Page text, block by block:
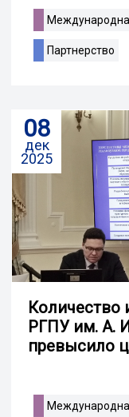
Партнерство
08
дек
2025
Количество
РГПУ им. А.
превысило